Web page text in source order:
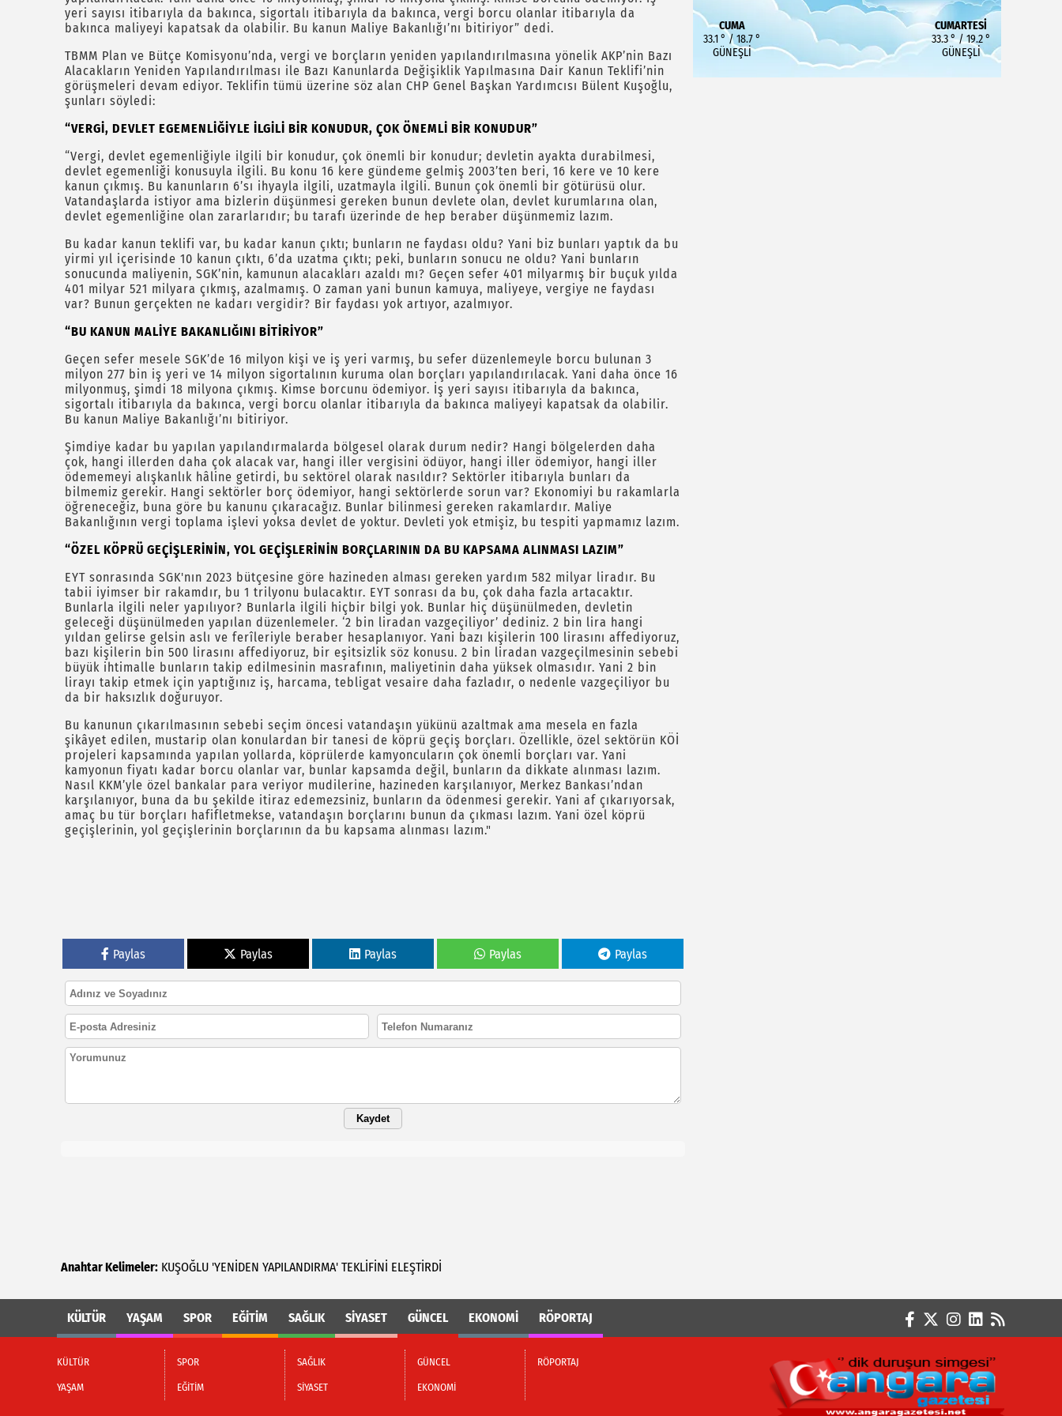
yeri sayısı itibarıyla da bakınca, sigortalı itibarıyla da bakınca, vergi borcu olanlar itibarıyla da
bakınca maliyeyi kapatsak da olabilir. Bu kanun Maliye Bakanlığı’nı bitiriyor” dedi.
TBMM Plan ve Bütçe Komisyonu’nda, vergi ve borçların yeniden yapılandırılmasına yönelik AKP’nin Bazı
Alacakların Yeniden Yapılandırılması ile Bazı Kanunlarda Değişiklik Yapılmasına Dair Kanun Teklifi’nin
görüşmeleri devam ediyor. Teklifin tümü üzerine söz alan CHP Genel Başkan Yardımcısı Bülent Kuşoğlu,
şunları söyledi:
“VERGİ, DEVLET EGEMENLİĞİYLE İLGİLİ BİR KONUDUR, ÇOK ÖNEMLİ BİR KONUDUR”
“Vergi, devlet egemenliğiyle ilgili bir konudur, çok önemli bir konudur; devletin ayakta durabilmesi,
devlet egemenliği konusuyla ilgili. Bu konu 16 kere gündeme gelmiş 2003’ten beri, 16 kere ve 10 kere
kanun çıkmış. Bu kanunların 6’sı ihyayla ilgili, uzatmayla ilgili. Bunun çok önemli bir götürüsü olur.
Vatandaşlarda istiyor ama bizlerin düşünmesi gereken bunun devlete olan, devlet kurumlarına olan,
devlet egemenliğine olan zararlarıdır; bu tarafı üzerinde de hep beraber düşünmemiz lazım.
Bu kadar kanun teklifi var, bu kadar kanun çıktı; bunların ne faydası oldu? Yani biz bunları yaptık da bu
yirmi yıl içerisinde 10 kanun çıktı, 6’da uzatma çıktı; peki, bunların sonucu ne oldu? Yani bunların
sonucunda maliyenin, SGK’nin, kamunun alacakları azaldı mı? Geçen sefer 401 milyarmış bir buçuk yılda
401 milyar 521 milyara çıkmış, azalmamış. O zaman yani bunun kamuya, maliyeye, vergiye ne faydası
var? Bunun gerçekten ne kadarı vergidir? Bir faydası yok artıyor, azalmıyor.
“BU KANUN MALİYE BAKANLIĞINI BİTİRİYOR”
Geçen sefer mesele SGK’de 16 milyon kişi ve iş yeri varmış, bu sefer düzenlemeyle borcu bulunan 3
milyon 277 bin iş yeri ve 14 milyon sigortalının kuruma olan borçları yapılandırılacak. Yani daha önce 16
milyonmuş, şimdi 18 milyona çıkmış. Kimse borcunu ödemiyor. İş yeri sayısı itibarıyla da bakınca,
sigortalı itibarıyla da bakınca, vergi borcu olanlar itibarıyla da bakınca maliyeyi kapatsak da olabilir.
Bu kanun Maliye Bakanlığı’nı bitiriyor.
Şimdiye kadar bu yapılan yapılandırmalarda bölgesel olarak durum nedir? Hangi bölgelerden daha
çok, hangi illerden daha çok alacak var, hangi iller vergisini ödüyor, hangi iller ödemiyor, hangi iller
ödememeyi alışkanlık hâline getirdi, bu sektörel olarak nasıldır? Sektörler itibarıyla bunları da
bilmemiz gerekir. Hangi sektörler borç ödemiyor, hangi sektörlerde sorun var? Ekonomiyi bu rakamlarla
öğreneceğiz, buna göre bu kanunu çıkaracağız. Bunlar bilinmesi gereken rakamlardır. Maliye
Bakanlığının vergi toplama işlevi yoksa devlet de yoktur. Devleti yok etmişiz, bu tespiti yapmamız lazım.
“ÖZEL KÖPRÜ GEÇİŞLERİNİN, YOL GEÇİŞLERİNİN BORÇLARININ DA BU KAPSAMA ALINMASI LAZIM”
EYT sonrasında SGK'nın 2023 bütçesine göre hazineden alması gereken yardım 582 milyar liradır. Bu
tabii iyimser bir rakamdır, bu 1 trilyonu bulacaktır. EYT sonrası da bu, çok daha fazla artacaktır.
Bunlarla ilgili neler yapılıyor? Bunlarla ilgili hiçbir bilgi yok. Bunlar hiç düşünülmeden, devletin
geleceği düşünülmeden yapılan düzenlemeler. ‘2 bin liradan vazgeçiliyor’ dediniz. 2 bin lira hangi
yıldan gelirse gelsin aslı ve ferîleriyle beraber hesaplanıyor. Yani bazı kişilerin 100 lirasını affediyoruz,
bazı kişilerin bin 500 lirasını affediyoruz, bir eşitsizlik söz konusu. 2 bin liradan vazgeçilmesinin sebebi
büyük ihtimalle bunların takip edilmesinin masrafının, maliyetinin daha yüksek olmasıdır. Yani 2 bin
lirayı takip etmek için yaptığınız iş, harcama, tebligat vesaire daha fazladır, o nedenle vazgeçiliyor bu
da bir haksızlık doğuruyor.
Bu kanunun çıkarılmasının sebebi seçim öncesi vatandaşın yükünü azaltmak ama mesela en fazla
şikâyet edilen, mustarip olan konulardan bir tanesi de köprü geçiş borçları. Özellikle, özel sektörün KÖİ
projeleri kapsamında yapılan yollarda, köprülerde kamyoncuların çok önemli borçları var. Yani
kamyonun fiyatı kadar borcu olanlar var, bunlar kapsamda değil, bunların da dikkate alınması lazım.
Nasıl KKM’yle özel bankalar para veriyor mudilerine, hazineden karşılanıyor, Merkez Bankası’ndan
karşılanıyor, buna da bu şekilde itiraz edemezsiniz, bunların da ödenmesi gerekir. Yani af çıkarıyorsak,
amaç bu tür borçları hafifletmekse, vatandaşın borçlarını bunun da çıkması lazım. Yani özel köprü
geçişlerinin, yol geçişlerinin borçlarının da bu kapsama alınması lazım."
Paylas Paylas Paylas Paylas Paylas
Kaydet
Anahtar Kelimeler: KUŞOĞLU 'YENİDEN YAPILANDIRMA' TEKLİFİNİ ELEŞTİRDİ
CUMA
33.1 ° / 18.7 °
GÜNEŞLI
CUMARTESI
33.3 ° / 19.2 °
GÜNEŞLI
KÜLTÜR YAŞAM SPOR EĞİTİM SAĞLIK SİYASET GÜNCEL EKONOMİ RÖPORTAJ
KÜLTÜR
YAŞAM
SPOR
EĞİTİM
SAĞLIK
SİYASET
GÜNCEL
EKONOMİ
RÖPORTAJ